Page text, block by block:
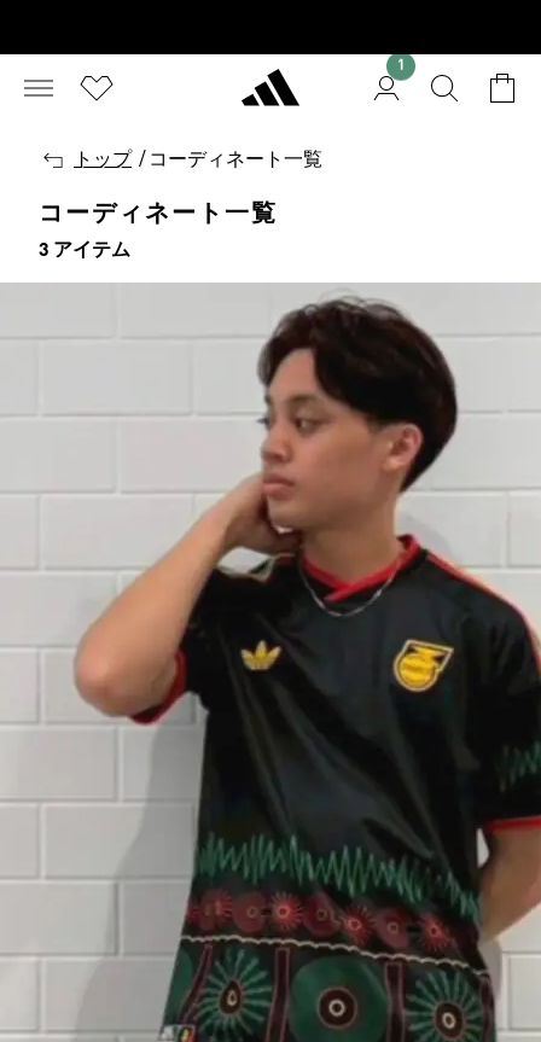
1
戻
トップ / コーディネート一覧
コーディネート一覧
3 アイテム